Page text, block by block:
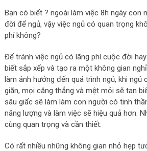
Bạn có biết ? ngoài làm việc 8h ngày con
đời để ngủ, vậy việc ngủ có quan trọng
phí không?
Để tránh việc ngủ có lãng phí cuộc đời
biết sắp xếp và tạo ra một không gian
làm ảnh hưởng đến quá trình ngủ, khi
giãn, mọi căng thẳng và mệt mỏi sẽ tan
sâu giấc sẽ làm làm con người có tinh
năng lượng và làm việc sẽ hiệu quả hơn.
cùng quan trọng và cần thiết.
Có rất nhiều những không gian nhỏ hẹp